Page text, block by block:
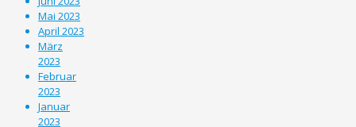
Mai 2023
April 2023
März
2023
Februar
2023
Januar
2023